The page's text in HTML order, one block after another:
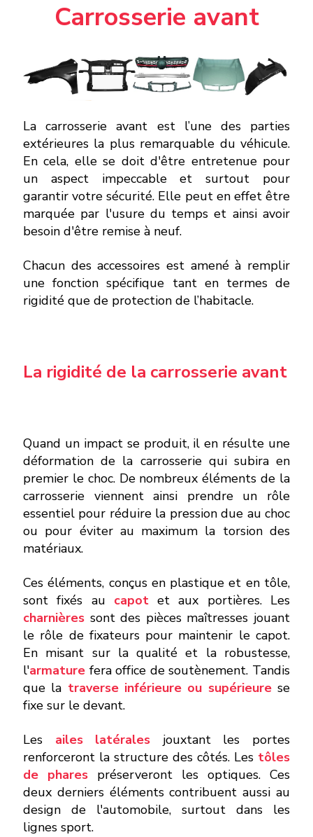
Carrosserie avant
La carrosserie avant est l’une des parties
extérieures la plus remarquable du véhicule.
En cela, elle se doit d'être entretenue pour
un aspect impeccable et surtout pour
garantir votre sécurité. Elle peut en effet être
marquée par l'usure du temps et ainsi avoir
besoin d'être remise à neuf.
Chacun des accessoires est amené à remplir
une fonction spécifique tant en termes de
rigidité que de protection de l’habitacle.
La rigidité de la carrosserie avant
Quand un impact se produit, il en résulte une
déformation de la carrosserie qui subira en
premier le choc. De nombreux éléments de la
carrosserie viennent ainsi prendre un rôle
essentiel pour réduire la pression due au choc
ou pour éviter au maximum la torsion des
matériaux.
Ces éléments, conçus en plastique et en tôle,
sont fixés au capotet aux portières. Les
charnières sont des pièces maîtresses jouant
le rôle de fixateurs pour maintenir le capot.
En misant sur la qualité et la robustesse,
l'armature fera office de soutènement. Tandis
que la traverse inférieure ou supérieurese
fixe sur le devant.
Les ailes latérales jouxtant les portes
renforceront la structure des côtés. Les tôles
de phares préserveront les optiques. Ces
deux derniers éléments contribuent aussi au
design de l'automobile, surtout dans les
lignes sport.